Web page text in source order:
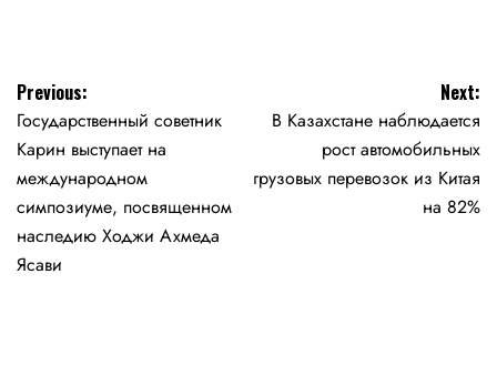
Навигация
по
записям
Previous:
Государственный советник
Карин выступает на
международном
симпозиуме, посвященном
наследию Ходжи Ахмеда
Ясави
Next:
В Казахстане наблюдается
рост автомобильных
грузовых перевозок из Китая
на 82%